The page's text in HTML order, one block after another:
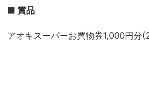
■ 賞品
アオキスーパーお買物券1,000円分